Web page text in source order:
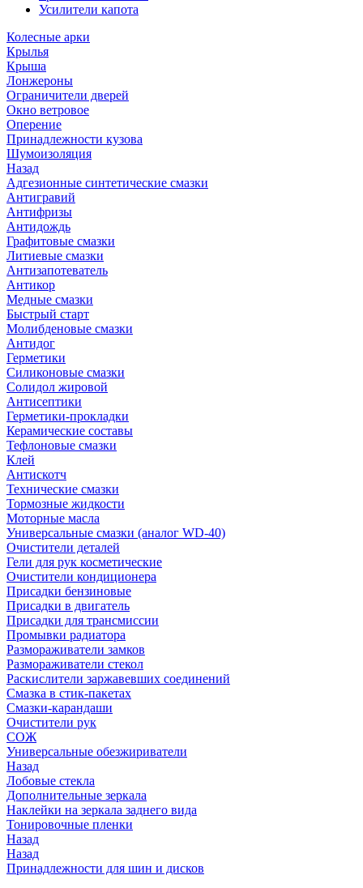
Усилители капота
Колесные арки
Крылья
Крыша
Лонжероны
Ограничители дверей
Окно ветровое
Оперение
Принадлежности кузова
Шумоизоляция
Назад
Адгезионные синтетические смазки
Антигравий
Антифризы
Антидождь
Графитовые смазки
Литиевые смазки
Антизапотеватель
Антикор
Медные смазки
Быстрый старт
Молибденовые смазки
Антидог
Герметики
Силиконовые смазки
Солидол жировой
Антисептики
Герметики-прокладки
Керамические составы
Тефлоновые смазки
Клей
Антискотч
Технические смазки
Тормозные жидкости
Моторные масла
Универсальные смазки (аналог WD-40)
Очистители деталей
Гели для рук косметические
Очистители кондиционера
Присадки бензиновые
Присадки в двигатель
Присадки для трансмиссии
Промывки радиатора
Размораживатели замков
Размораживатели стекол
Раскислители заржавевших соединений
Смазка в стик-пакетах
Смазки-карандаши
Очистители рук
СОЖ
Универсальные обезжириватели
Назад
Лобовые стекла
Дополнительные зеркала
Наклейки на зеркала заднего вида
Тонировочные пленки
Назад
Назад
Принадлежности для шин и дисков